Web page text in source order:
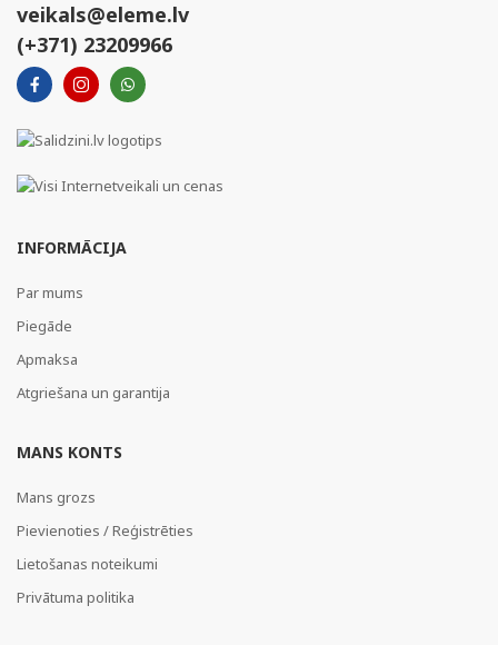
veikals@eleme.lv
(+371) 23209966
INFORMĀCIJA
Par mums
Piegāde
Apmaksa
Atgriešana un garantija
MANS KONTS
Mans grozs
Pievienoties / Reģistrēties
Lietošanas noteikumi
Privātuma politika